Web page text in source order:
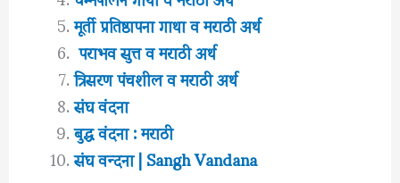
मूर्ती प्रतिष्ठापना गाथा व मराठी अर्थ
पराभव सुत्त व मराठी अर्थ
त्रिसरण पंचशील व मराठी अर्थ
संघ वंदना
बुद्ध वंदना : मराठी
संघ वन्दना | Sangh Vandana